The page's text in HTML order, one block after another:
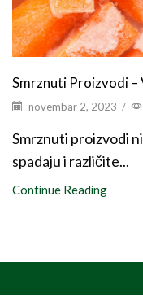
Smrznuti Proizvodi –
novembar 2, 2023 /
Smrznuti proizvodi
spadaju i različite...
Continue Reading